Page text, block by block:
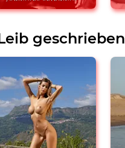
geschrieben